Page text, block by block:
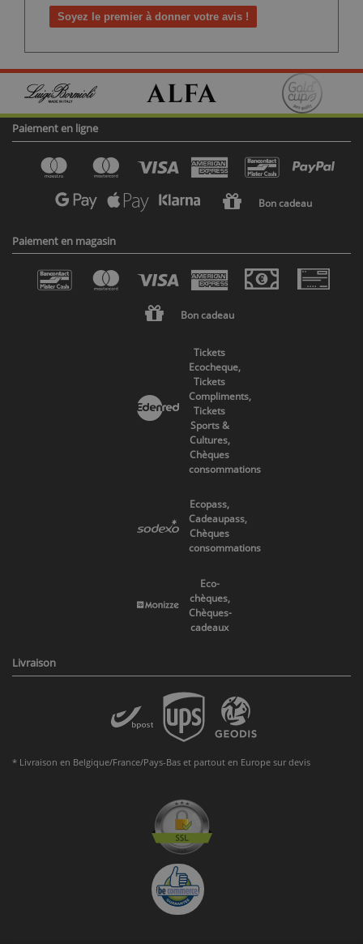
Soyez le premier à donner votre avis !
Paiement en ligne
Bon cadeau
Paiement en magasin
Bon cadeau
Tickets
Ecocheque,
Tickets
Compliments,
Tickets
Sports &
Cultures,
Chèques
consommations
Ecopass,
Cadeaupass,
Chèques
consommations
Eco-
chèques,
Chèques-
cadeaux
Livraison
* Livraison en Belgique/France/Pays-Bas et partout en Europe sur devis